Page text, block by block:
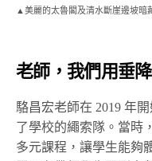
▲美麗的太魯閣及清水斷崖邊坡暗
老師，我們用垂
駱昌宏老師在 2019 年
了學校的繩索隊。當時
多元課程，讓學生能夠